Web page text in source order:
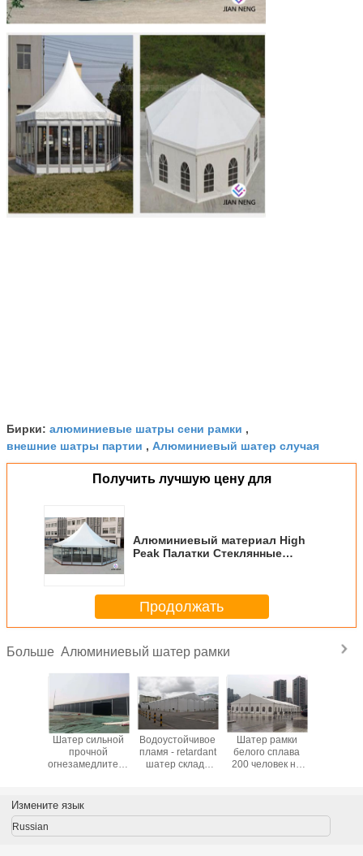
Бирки: алюминиевые шатры сени рамки ,
внешние шатры партии , Алюминиевый шатер случая
Получить лучшую цену для
Алюминиевый материал High
Peak Палатки Стеклянные
Продолжать
Больше Алюминиевый шатер рамки
склада
Шатер сильной
прочной
огнезамедлительной
алюминиевой
промышленный
Водоустойчивое
пламя - retardant
шатер склада
Шатер рамки
белого сплава
200 человек на
для церков или
для 200
Измените язык
Russian